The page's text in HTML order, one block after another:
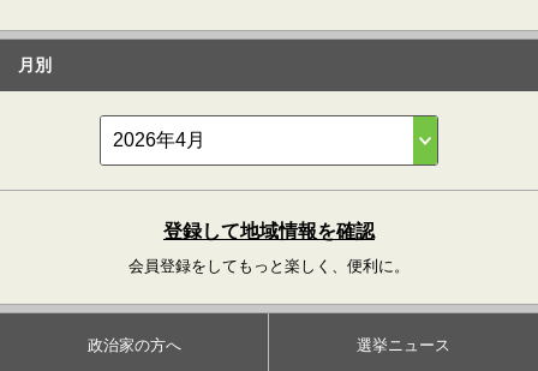
月別
登録して地域情報を確認
会員登録をしてもっと楽しく、便利に。
政治家の方へ 選挙ニュース